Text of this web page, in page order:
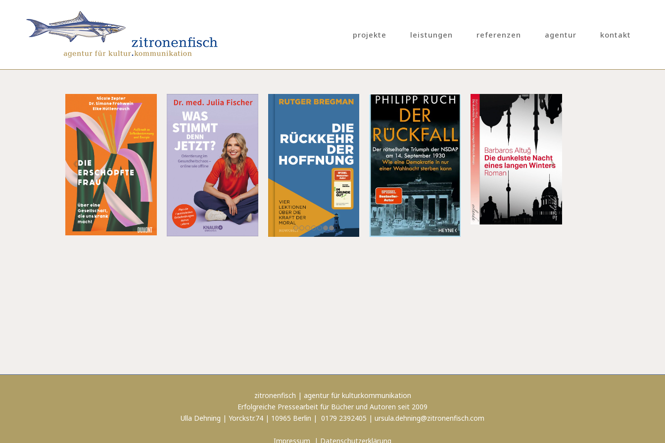
projekte leistungen referenzen agentur kontakt
zitronenfisch | agentur für kultur.kommunikation
Erfolgreiche Pressearbeit für Bücher und Autoren seit 2009
Ulla Dehning | Yorckstr.74 | 10965 Berlin | 0179 2392405 | ursula.dehning@zitronenfisch.com
Impressum | Datenschutzerklärung